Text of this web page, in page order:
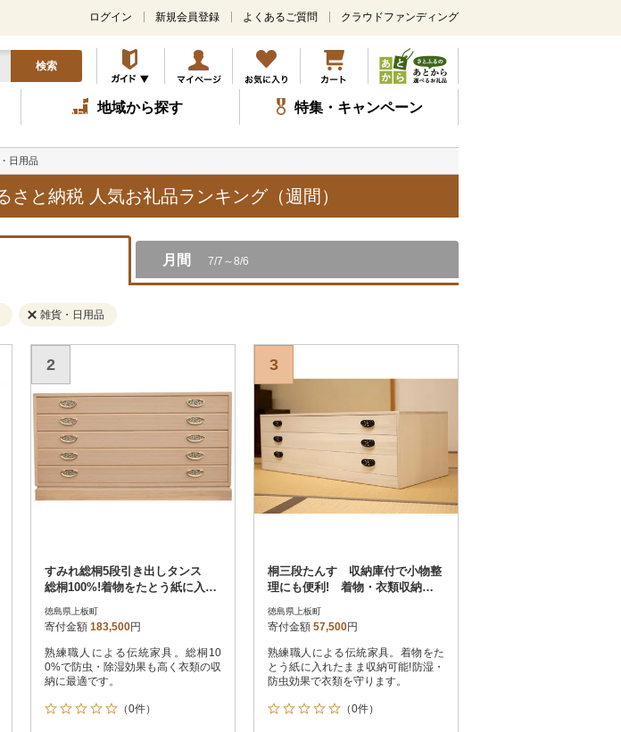
メ
ン
コ
ン
テ
ツ
ッ
プ
ログイン 新規会員登録 よくあるご質問 クラウドファンディング
検索
地域から探す 特集・キャンペーン
日用品
さと納税 人気お礼品ランキング（週間）
月間 7/7～8/6
雑貨・日用品
2
すみれ総桐5段引き出しタンス
総桐100%!着物をたとう紙に入れ
たまま収納できます。
徳島県上板町
寄付金額 183,500円
熟練職人による伝統家具。総桐10
0%で防虫・除湿効果も高く衣類の収
納に最適です。
（0件）
3
桐三段たんす 収納庫付で小物整
理にも便利! 着物・衣類収納
桐たんす
徳島県上板町
寄付金額 57,500円
熟練職人による伝統家具。着物をた
とう紙に入れたまま収納可能!防湿・
防虫効果で衣類を守ります。
（0件）